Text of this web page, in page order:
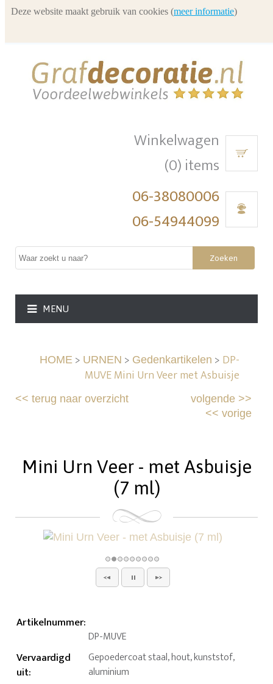
Winkelwagen
(0) items
06-38080006
06-54944099
Zoeken
MENU
HOME> URNEN > Gedenkartikelen > DP-
MUVE Mini Urn Veer met Asbuisje
<<terug naar overzicht volgende>>
<< vorige
Mini Urn Veer - met Asbuisje
(7 ml)
Artikelnummer:
DP-MUVE
Vervaardigd
uit:
Gepoedercoat staal, hout, kunststof,
aluminium
Deze website maakt gebruik van cookies (meer informatie)